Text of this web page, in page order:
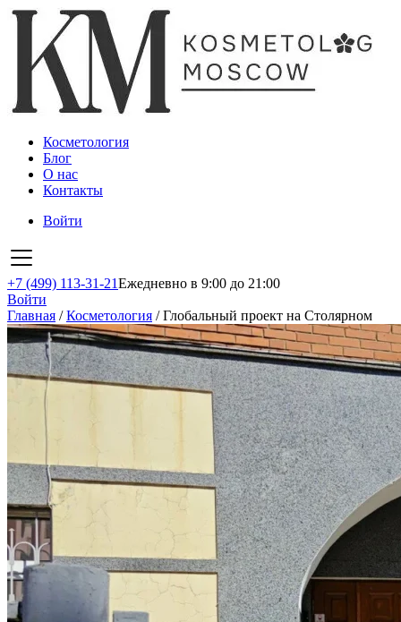
Косметология
Блог
О нас
Контакты
Войти
+7 (499) 113-31-21Ежедневно в 9:00 до 21:00
Войти
Главная /Косметология /Глобальный проект на Столярном